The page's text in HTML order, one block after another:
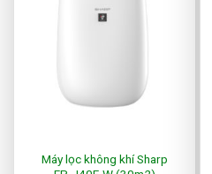
Máy lọc không khí Sharp